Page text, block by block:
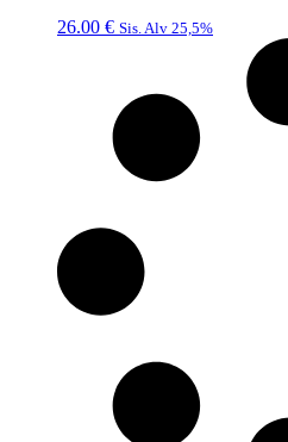
26.00 € Sis. Alv 25,5%